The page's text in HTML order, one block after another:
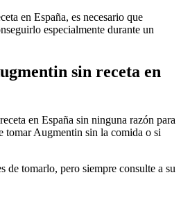
en España, es necesario que
especialmente durante un
sin receta en
en España sin ninguna razón para
tomar Augmentin sin la comida o si
de tomarlo, pero siempre consulte a su